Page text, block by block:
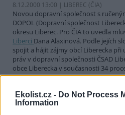
Ekolist.cz - Do Not Process
Information
8.12.2000 13:00 | LIBEREC (ČIA)
Novou dopravní společnost s
DOPOL (Dopravní společnost
okresu Liberec. Pro ČIA to uvedla
Liberci Dana Alaxinová. Podle jejích
spojit a hájit zájmy obcí Liberecka
práv v dopravní společnosti ČSAD
obce Liberecka v současnosti 34
Hradecká radnice je pro další
exkrementy